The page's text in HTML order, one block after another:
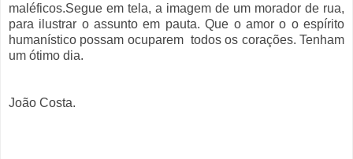
maléficos.Segue em tela, a imagem de um morador de rua,
para ilustrar o assunto em pauta. Que o amor o o espírito
humanístico possam ocuparem todos os corações. Tenham
um ótimo dia.
João Costa.